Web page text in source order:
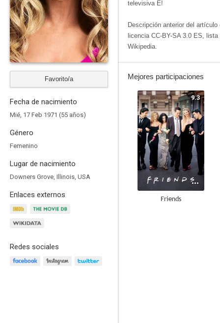
Favorito/a
Fecha de nacimiento
Mié, 17 Feb 1971 (55 años)
Género
Femenino
Lugar de nacimiento
Downers Grove, Illinois, USA
Enlaces externos
Redes sociales
televisiva E!
Descripción anterior del
licencia CC-BY-SA 3.0 ES,
Wikipedia.
Mejores participaciones
9.3
Friends